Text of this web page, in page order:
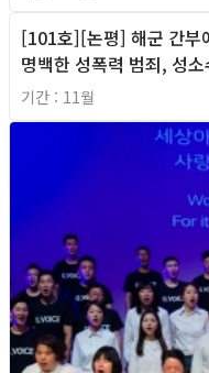
[101호][논평] 해군 간부
명백한 성폭력 범죄, 성
기간 : 11월